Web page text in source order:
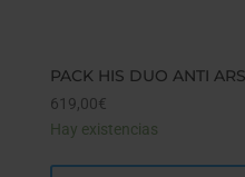
PACK HIS DUO ANTI
619,00€
Hay existencias